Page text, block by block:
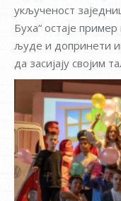
укљученост
Буха“ остаје
људе и допринети
да засијају својим